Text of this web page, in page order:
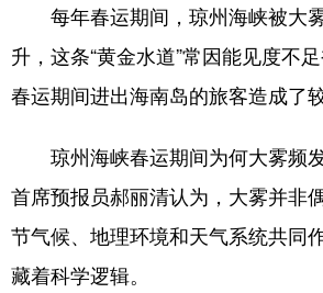
每年春运期间，琼州海峡被大
升，这条“黄金水道”常因能见度不
春运期间进出海南岛的旅客造成了
琼州海峡春运期间为何大雾频
首席预报员郝丽清认为，大雾并非
节气候、地理环境和天气系统共同
藏着科学逻辑。